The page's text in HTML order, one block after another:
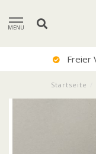
MENU
Startseite